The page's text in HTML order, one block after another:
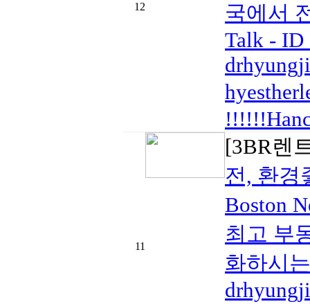
12
국에서
Talk - ID
11
[3BR렌
전, 환경
Boston
최고 부
화하시